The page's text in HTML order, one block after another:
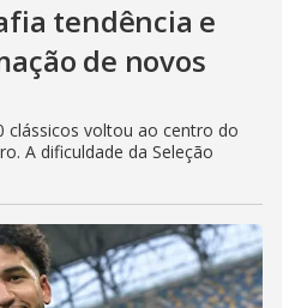
tendência e
de novos
clássicos voltou ao centro do
A dificuldade da Seleção